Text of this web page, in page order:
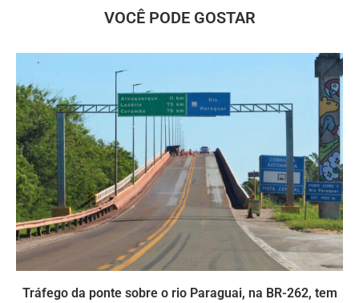
VOCÊ PODE GOSTAR
Tráfego da ponte sobre o rio Paraguai, na BR-262, tem